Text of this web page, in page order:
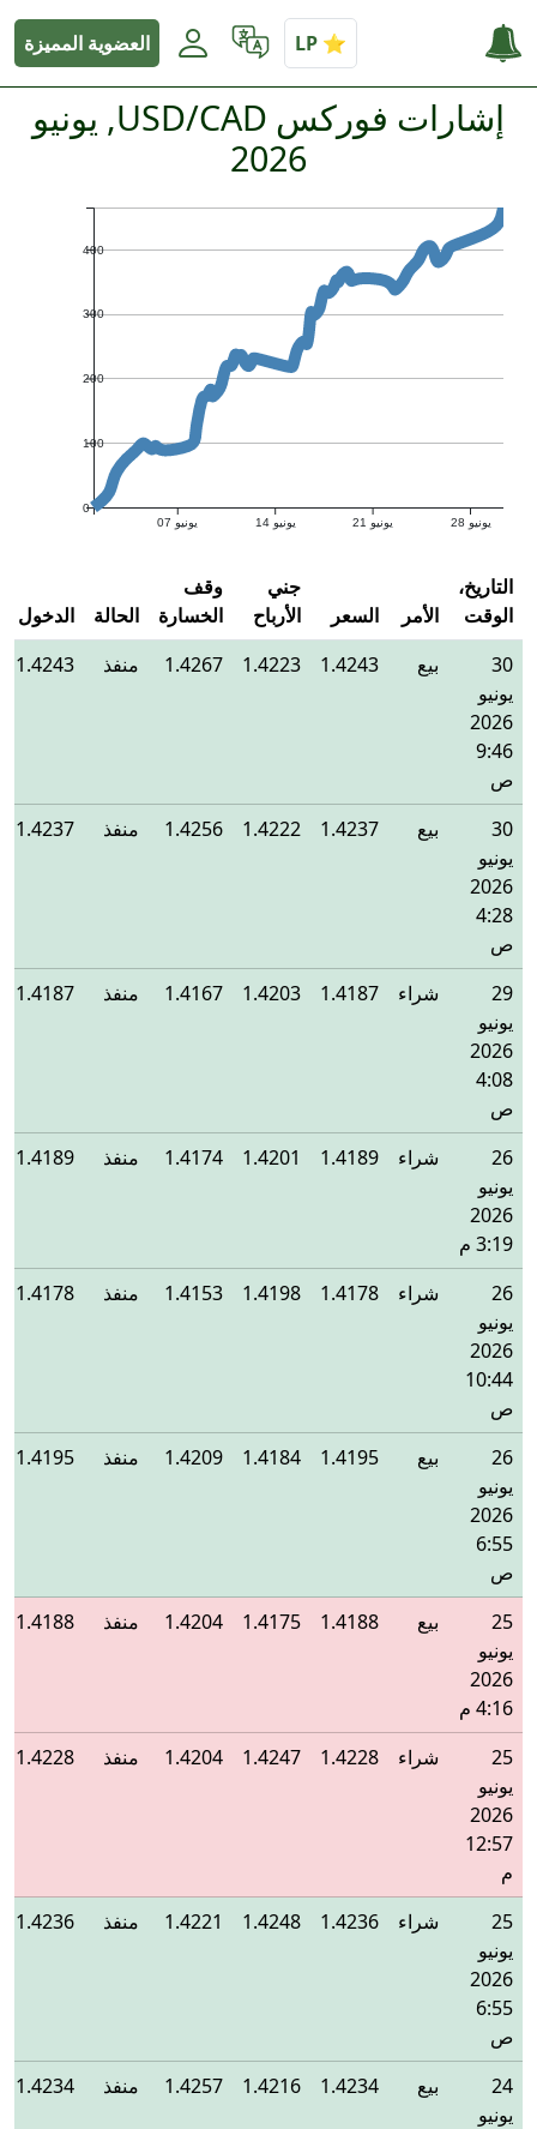
العضوية المميزة
إشارات فوركس USD/CAD, يونيو
2026
يونيو 07 يونيو 14 يونيو 21 يونيو 28
0
100
200
300
400
التاريخ،
الوقت
الأمر السعر
جني
الأرباح
وقف
الخسارة
الحالة
الدخول
30
يونيو
2026
9:46
ص
بيع 1.4243
1.4223
1.4267 منفذ 1.4243
30
يونيو
2026
4:28
ص
بيع 1.4237
1.4222
1.4256 منفذ 1.4237
29
يونيو
2026
4:08
ص
شراء 1.4187
1.4203
1.4167 منفذ 1.4187
26
يونيو
2026
3:19 م
شراء 1.4189
1.4201
1.4174 منفذ 1.4189
26
يونيو
2026
10:44
ص
شراء 1.4178
1.4198
1.4153 منفذ 1.4178
26
يونيو
2026
6:55
ص
بيع 1.4195
1.4184
1.4209 منفذ 1.4195
25
يونيو
2026
4:16 م
بيع 1.4188
1.4175
1.4204 منفذ 1.4188
25
يونيو
2026
12:57
م
شراء 1.4228
1.4247
1.4204 منفذ 1.4228
25
يونيو
2026
6:55
ص
شراء 1.4236
1.4248
1.4221 منفذ 1.4236
24
يونيو
بيع 1.4234
1.4216
1.4257 منفذ 1.4234